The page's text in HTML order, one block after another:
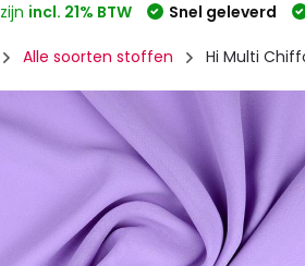
zijn incl. 21% BTW Snel geleverd
Alle soorten stoffen Hi Multi